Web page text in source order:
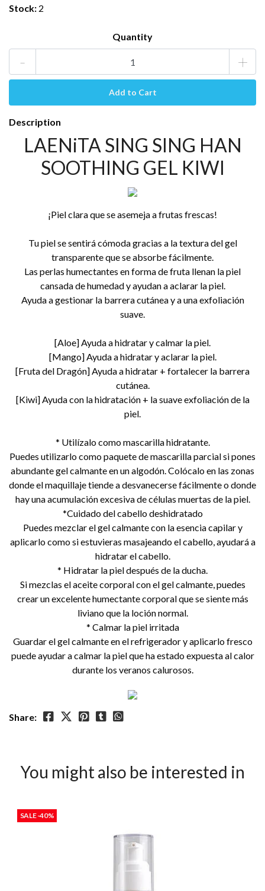
Stock: 2
Quantity
- +
Description
LAENiTA SING SING HAN
SOOTHING GEL KIWI
¡Piel clara que se asemeja a frutas frescas!
Tu piel se sentirá cómoda gracias a la textura del gel
transparente que se absorbe fácilmente.
Las perlas humectantes en forma de fruta llenan la piel
cansada de humedad y ayudan a aclarar la piel.
Ayuda a gestionar la barrera cutánea y a una exfoliación
suave.
[Aloe] Ayuda a hidratar y calmar la piel.
[Mango] Ayuda a hidratar y aclarar la piel.
[Fruta del Dragón] Ayuda a hidratar + fortalecer la barrera
cutánea.
[Kiwi] Ayuda con la hidratación + la suave exfoliación de la
piel.
* Utilízalo como mascarilla hidratante.
Puedes utilizarlo como paquete de mascarilla parcial si pones
abundante gel calmante en un algodón. Colócalo en las zonas
donde el maquillaje tiende a desvanecerse fácilmente o donde
hay una acumulación excesiva de células muertas de la piel.
*Cuidado del cabello deshidratado
Puedes mezclar el gel calmante con la esencia capilar y
aplicarlo como si estuvieras masajeando el cabello, ayudará a
hidratar el cabello.
* Hidratar la piel después de la ducha.
Si mezclas el aceite corporal con el gel calmante, puedes
crear un excelente humectante corporal que se siente más
liviano que la loción normal.
* Calmar la piel irritada
Guardar el gel calmante en el refrigerador y aplicarlo fresco
puede ayudar a calmar la piel que ha estado expuesta al calor
durante los veranos calurosos.
Share:
You might also be interested in
SALE -40%